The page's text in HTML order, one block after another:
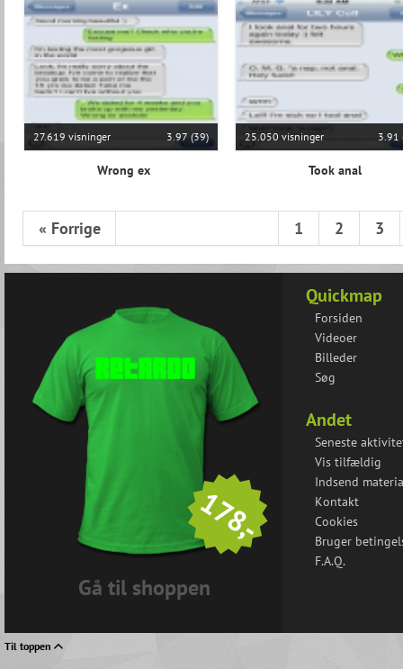
27.619 visninger 3.97 (39)
Wrong ex
25.050 visninger 3.91
Took anal
« Forrige 1 2 3
178,-
Gå til shoppen
Quickmap
Forsiden
Videoer
Billeder
Søg
Andet
Seneste
Vis tilfældig
Indsend
Kontakt
Cookies
Bruger
F.A.Q.
Til toppen